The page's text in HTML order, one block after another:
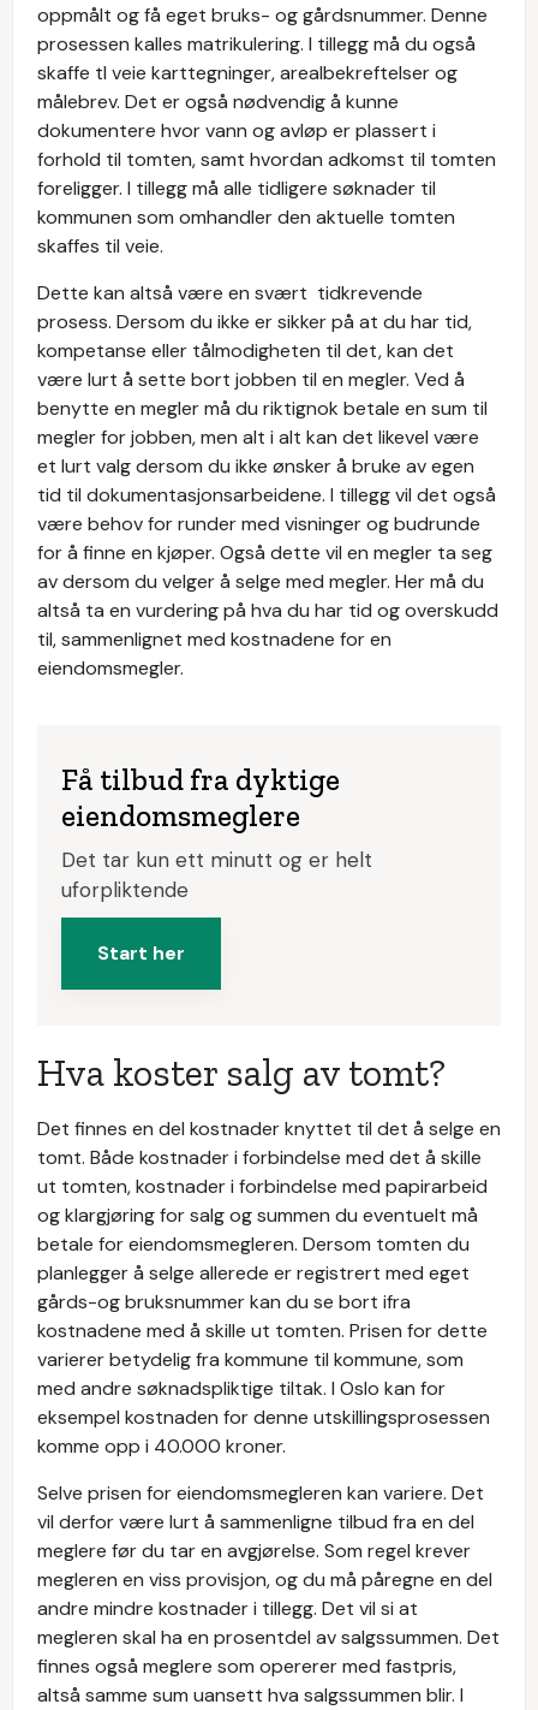
oppmålt og få eget bruks- og gårdsnummer. Denne
prosessen kalles matrikulering. I tillegg må du også
skaffe tl veie karttegninger, arealbekreftelser og
målebrev. Det er også nødvendig å kunne
dokumentere hvor vann og avløp er plassert i
forhold til tomten, samt hvordan adkomst til tomten
foreligger. I tillegg må alle tidligere søknader til
kommunen som omhandler den aktuelle tomten
skaffes til veie.
Dette kan altså være en svært tidkrevende
prosess. Dersom du ikke er sikker på at du har tid,
kompetanse eller tålmodigheten til det, kan det
være lurt å sette bort jobben til en megler. Ved å
benytte en megler må du riktignok betale en sum til
megler for jobben, men alt i alt kan det likevel være
et lurt valg dersom du ikke ønsker å bruke av egen
tid til dokumentasjonsarbeidene. I tillegg vil det også
være behov for runder med visninger og budrunde
for å finne en kjøper. Også dette vil en megler ta seg
av dersom du velger å selge med megler. Her må du
altså ta en vurdering på hva du har tid og overskudd
til, sammenlignet med kostnadene for en
eiendomsmegler.
Få tilbud fra dyktige
eiendomsmeglere
Det tar kun ett minutt og er helt
uforpliktende
Start her
Hva koster salg av tomt?
Det finnes en del kostnader knyttet til det å selge en
tomt. Både kostnader i forbindelse med det å skille
ut tomten, kostnader i forbindelse med papirarbeid
og klargjøring for salg og summen du eventuelt må
betale for eiendomsmegleren. Dersom tomten du
planlegger å selge allerede er registrert med eget
gårds-og bruksnummer kan du se bort ifra
kostnadene med å skille ut tomten. Prisen for dette
varierer betydelig fra kommune til kommune, som
med andre søknadspliktige tiltak. I Oslo kan for
eksempel kostnaden for denne utskillingsprosessen
komme opp i 40.000 kroner.
Selve prisen for eiendomsmegleren kan variere. Det
vil derfor være lurt å sammenligne tilbud fra en del
meglere før du tar en avgjørelse. Som regel krever
megleren en viss provisjon, og du må påregne en del
andre mindre kostnader i tillegg. Det vil si at
megleren skal ha en prosentdel av salgssummen. Det
finnes også meglere som opererer med fastpris,
altså samme sum uansett hva salgssummen blir. I